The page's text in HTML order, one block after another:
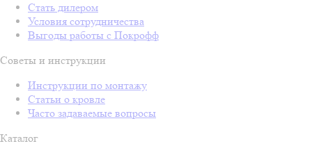
Стать дилером
Условия сотрудничества
Выгоды работы с Покрофф
Советы и инструкции
Инструкции по монтажу
Статьи о кровле
Часто задаваемые вопросы
Каталог